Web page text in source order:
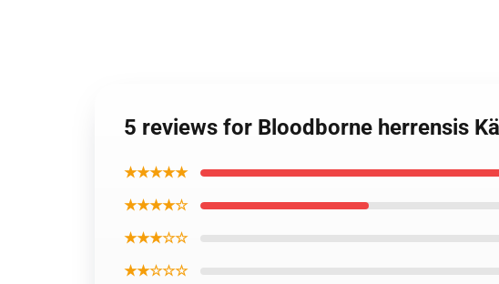
5 reviews for Bloodborne herrensis
★★★★★
★★★★☆
★★★☆☆
★★☆☆☆